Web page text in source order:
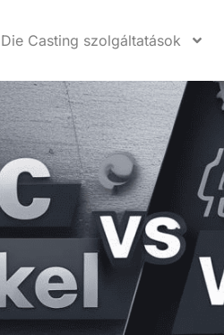
Die Casting szolgáltatások